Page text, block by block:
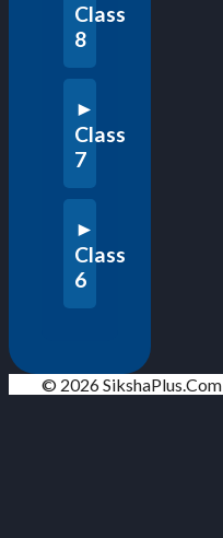
Class
8
Class
7
Class
6
© 2026 SikshaPlus.Com